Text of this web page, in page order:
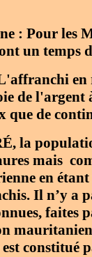
: Pour les
ont un
en
de l'argent
que de
la
mais
en
Il n’y a
faites